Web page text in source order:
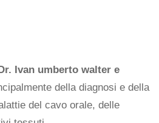
Ivan umberto walter e
della diagnosi e della
del cavo orale, delle